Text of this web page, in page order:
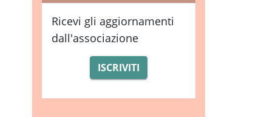
PURO®CBDAY PURO®CBNIGHT
Ricevi gli aggiornamenti
dall'associazione
ISCRIVITI